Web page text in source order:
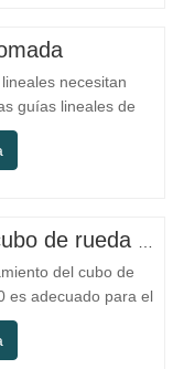
alta precisión de
espacio de…
necesitan
guías lineales de
satisfacer las
básicas en
máquinas
equipos…
del cubo de
es adecuado para el
y reemplazo
con los